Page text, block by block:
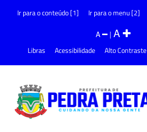
Ir para o conteúdo [1] Ir para o menu [2]
A |A
Libras Acessibilidade Alto Contraste